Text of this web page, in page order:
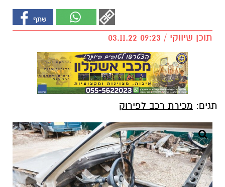
תוכן שיווקי / 09:23 03.11.22
תגים: מכירת רכב לפירוק